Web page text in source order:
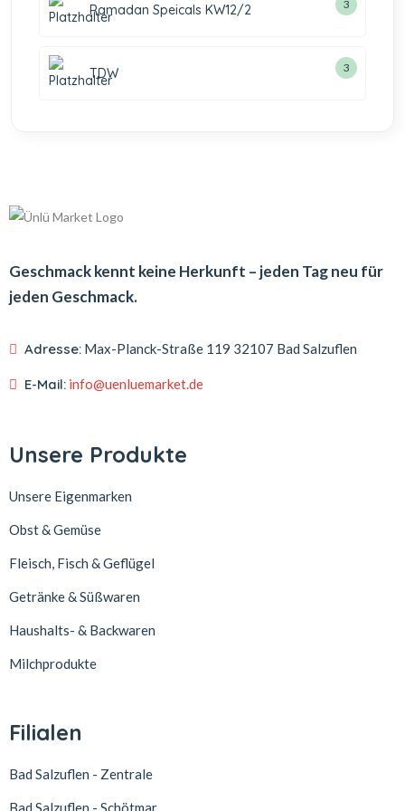
Ramadan Speicals KW12/2 3
TDW 3
Geschmack kennt keine Herkunft – jeden Tag neu für
jeden Geschmack.
Adresse: Max-Planck-Straße 119 32107 Bad Salzuflen
E-Mail: info@uenluemarket.de
Unsere Produkte
Unsere Eigenmarken
Obst & Gemüse
Fleisch, Fisch & Geflügel
Getränke & Süßwaren
Haushalts- & Backwaren
Milchprodukte
Filialen
Bad Salzuflen - Zentrale